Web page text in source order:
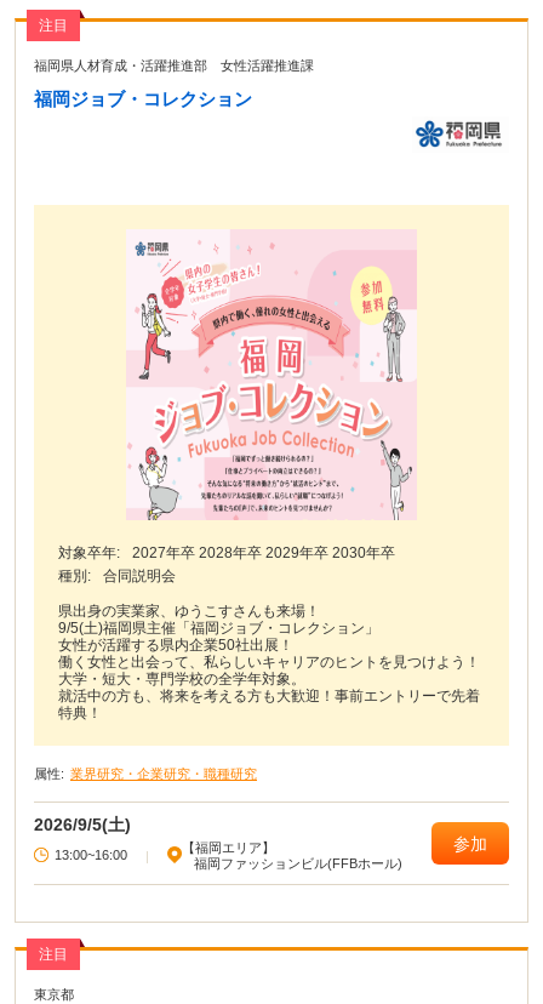
注目
福岡県人材育成・活躍推進部 女性活躍推進課
福岡ジョブ・コレクション
対象卒年:
2027年卒 2028年卒 2029年卒 2030年卒
種別:
合同説明会
県出身の実業家、ゆうこすさんも来場！
9/5(土)福岡県主催「福岡ジョブ・コレクション」
女性が活躍する県内企業50社出展！
働く女性と出会って、私らしいキャリアのヒントを見つけよう！
大学・短大・専門学校の全学年対象。
就活中の方も、将来を考える方も大歓迎！事前エントリーで先着
特典！
属性: 業界研究・企業研究・職種研究
2026/9/5(土)
13:00~16:00 |
【福岡エリア】
福岡ファッションビル(FFBホール)
参加
注目
東京都